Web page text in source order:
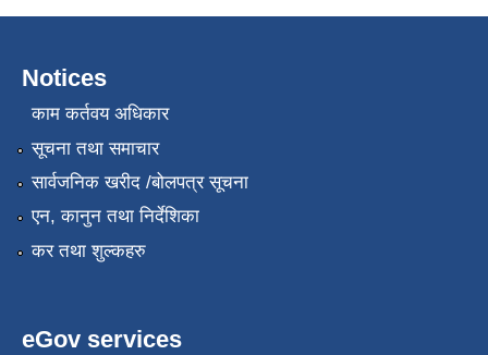
Notices
काम कर्तवय अधिकार
सूचना तथा समाचार
सार्वजनिक खरीद /बोलपत्र सूचना
एन, कानुन तथा निर्देशिका
कर तथा शुल्कहरु
eGov services